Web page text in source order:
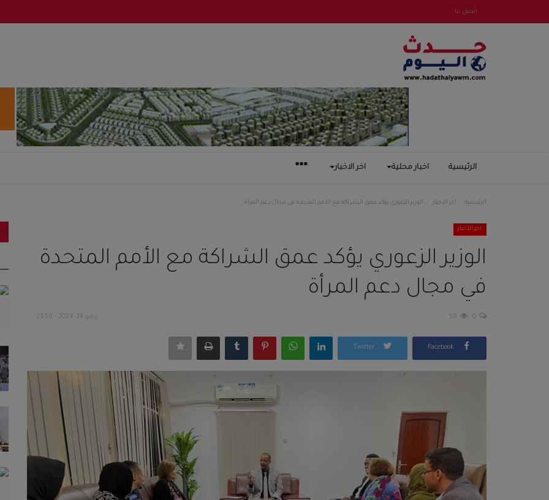
اتصل بنا
الرئيسية اخبار محلية اخر الاخبار
الرئيسية اخر الاخبار الوزير الزعوري يؤكد عمق الشراكة مع الأمم المتحدة في مجال دعم المرأة
اخر الاخبار
الوزير الزعوري يؤكد عمق الشراكة مع الأمم المتحدة
في مجال دعم المرأة
يوليو 14, 2024 - 23:56 0
58
Facebook
Twitter